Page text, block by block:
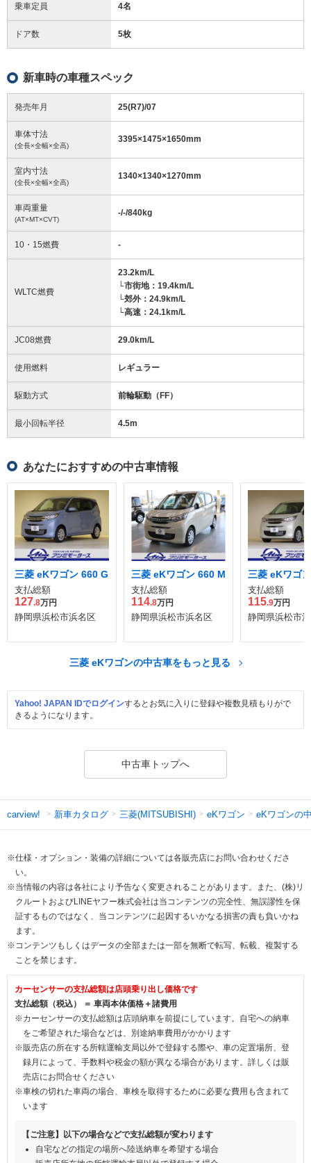
乗車定員 4名
ドア数 5枚
新車時の車種スペック
発売年月 25(R7)/07
車体寸法
(全長×全幅×全高)
3395×1475×1650mm
室内寸法
(全長×全幅×全高)
1340×1340×1270mm
車両重量
(AT×MT×CVT)
-/-/840kg
10・15燃費 -
WLTC燃費
23.2km/L
└市街地：19.4km/L
└郊外：24.9km/L
└高速：24.1km/L
JC08燃費 29.0km/L
使用燃料 レギュラー
駆動方式 前輪駆動（FF）
最小回転半径 4.5m
あなたにおすすめの中古車情報
三菱 eKワゴン 660 G
支払総額
127.8万円
静岡県浜松市浜名区
三菱 eKワゴン 660 M
支払総額
114.8万円
静岡県浜松市浜名区
三菱 eKワゴ
支払総額
115.9万円
静岡県浜松市
三菱 eKワゴンの中古車をもっと見る
Yahoo! JAPAN IDでログインするとお気に入りに登録や複数見積もりがで
きるようになります。
中古車トップへ
carview! 新車カタログ 三菱(MITSUBISHI) eKワゴン eKワゴンの
※仕様・オプション・装備の詳細については各販売店にお問い合わせくださ
い。
※当情報の内容は各社により予告なく変更されることがあります。また、(株)リ
クルートおよびLINEヤフー株式会社は当コンテンツの完全性、無誤謬性を保
証するものではなく、当コンテンツに起因するいかなる損害の責も負いかね
ます。
※コンテンツもしくはデータの全部または一部を無断で転写、転載、複製する
ことを禁じます。
カーセンサーの支払総額は店頭乗り出し価格です
支払総額（税込） ＝ 車両本体価格＋諸費用
※カーセンサーの支払総額は店頭納車を前提にしています。自宅への納車
をご希望された場合などは、別途納車費用がかかります
※販売店の所在する所轄運輸支局以外で登録する際や、車の定置場所、登
録月によって、手数料や税金の額が異なる場合があります。詳しくは販
売店にお問合せください
※車検の切れた車両の場合、車検を取得するために必要な費用も含まれて
います
【ご注意】以下の場合などで支払総額が変わります
自宅などの指定の場所へ陸送納車を希望する場合